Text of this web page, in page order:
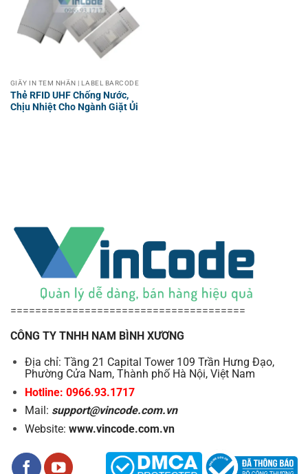
GIẤY IN TEM NHÃN | LABEL BARCODE
Thẻ RFID UHF Chống Nước,
Chịu Nhiệt Cho Ngành Giặt Ủi
======================================
CÔNG TY TNHH NAM BÌNH XƯƠNG
Địa chỉ: Tầng 21 Capital Tower 109 Trần Hưng Đạo,
Phường Cửa Nam, Thành phố Hà Nội, Việt Nam
Hotline: 0966.93.1717
Mail: support@vincode.com.vn
Website: www.vincode.com.vn